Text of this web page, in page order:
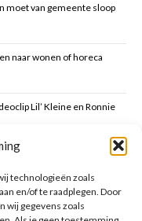
technologieën zoals
en/of te raadplegen. Door
wij gegevens zoals
moet van gemeente sloop
naar wonen of horeca
Lil’ Kleine en Ronnie